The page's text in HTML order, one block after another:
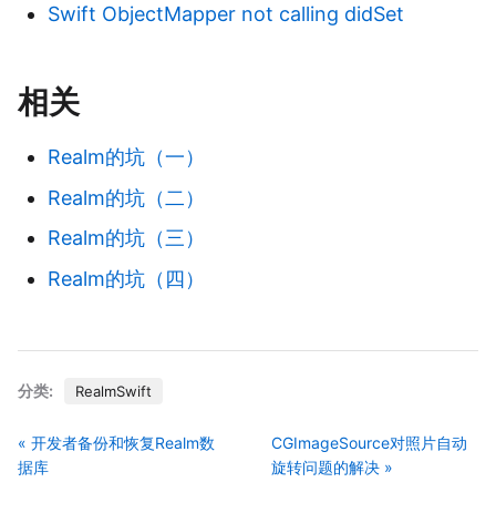
Swift ObjectMapper not calling didSet
相关
Realm的坑（一）
Realm的坑（二）
Realm的坑（三）
Realm的坑（四）
分类: RealmSwift
« 开发者备份和恢复Realm数
据库
CGImageSource对照片自动
旋转问题的解决 »